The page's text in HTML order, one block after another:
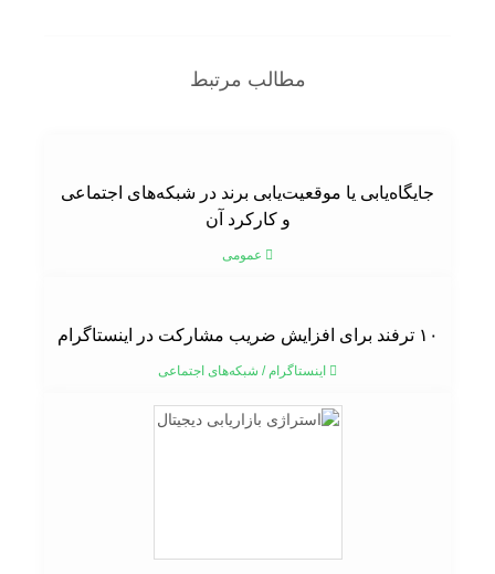
مطالب مرتبط
جایگاه‌یابی یا موقعیت‌یابی برند در شبکه‌های اجتماعی
و کارکرد آن
عمومی
۱۰ ترفند برای افزایش ضریب مشارکت در اینستاگرام
اینستاگرام/شبکه‌های اجتماعی